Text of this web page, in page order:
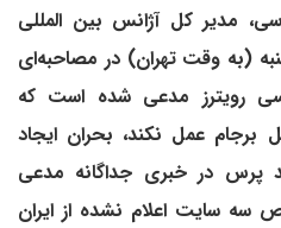
مدیر کل آژانس بین المللی
(به وقت تهران) در مصاحبه‌ای
رویترز مدعی شده است که
برجام عمل نکند، بحران ایجاد
پرس در خبری جداگانه مدعی
سه سایت اعلام نشده از ایران